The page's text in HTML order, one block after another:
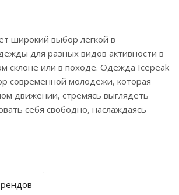
широкий выбор лёгкой в
для разных видов активности в
склоне или в походе. Одежда Icepeak
современной молодежи, которая
движении, стремясь выглядеть
себя свободно, наслаждаясь